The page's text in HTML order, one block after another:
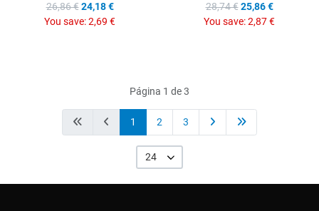
26,86 € 24,18 €
You save:2,69 €
28,74 € 25,86 €
You save:2,87 €
Página 1 de 3
1 2 3
24